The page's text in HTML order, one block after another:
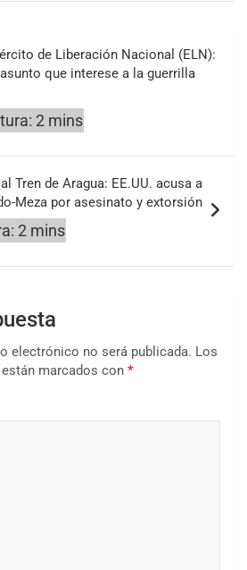
de Liberación Nacional (ELN):
que interese a la guerrilla
Tren de Aragua: EE.UU. acusa a
Meza por asesinato y extorsión
electrónico no será publicada. Los
marcados con *